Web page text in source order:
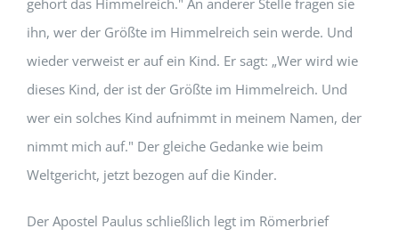
gehört das Himmelreich." An anderer Stelle fragen sie
ihn, wer der Größte im Himmelreich sein werde. Und
wieder verweist er auf ein Kind. Er sagt: „Wer wird wie
dieses Kind, der ist der Größte im Himmelreich. Und
wer ein solches Kind aufnimmt in meinem Namen, der
nimmt mich auf." Der gleiche Gedanke wie beim
Weltgericht, jetzt bezogen auf die Kinder.
Der Apostel Paulus schließlich legt im Römerbrief